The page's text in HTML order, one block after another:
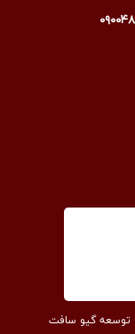
توسعه گیو سافت